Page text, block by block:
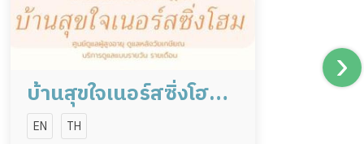
บ้านสุขใจเนอร์สซิ่งโฮม
นครปฐม
EN TH